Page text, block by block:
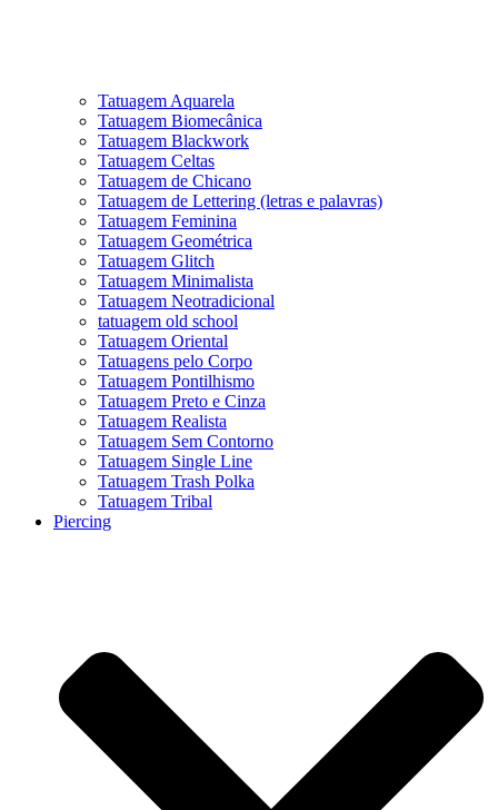
Tatuagem Aquarela
Tatuagem Biomecânica
Tatuagem Blackwork
Tatuagem Celtas
Tatuagem de Chicano
Tatuagem de Lettering (letras e palavras)
Tatuagem Feminina
Tatuagem Geométrica
Tatuagem Glitch
Tatuagem Minimalista
Tatuagem Neotradicional
tatuagem old school
Tatuagem Oriental
Tatuagens pelo Corpo
Tatuagem Pontilhismo
Tatuagem Preto e Cinza
Tatuagem Realista
Tatuagem Sem Contorno
Tatuagem Single Line
Tatuagem Trash Polka
Tatuagem Tribal
Piercing